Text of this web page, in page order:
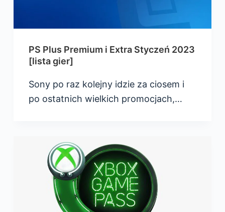
PS Plus Premium i Extra Styczeń 2023
[lista gier]
Sony po raz kolejny idzie za ciosem i
po ostatnich wielkich promocjach,…